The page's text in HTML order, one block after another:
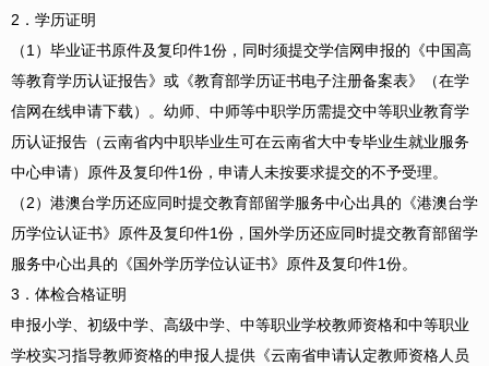
2．学历证明
（1）毕业证书原件及复印件1份，同时须提交学信网申报的《中国高
等教育学历认证报告》或《教育部学历证书电子注册备案表》（在学
信网在线申请下载）。幼师、中师等中职学历需提交中等职业教育学
历认证报告（云南省内中职毕业生可在云南省大中专毕业生就业服务
中心申请）原件及复印件1份，申请人未按要求提交的不予受理。
（2）港澳台学历还应同时提交教育部留学服务中心出具的《港澳台学
历学位认证书》原件及复印件1份，国外学历还应同时提交教育部留学
服务中心出具的《国外学历学位认证书》原件及复印件1份。
3．体检合格证明
申报小学、初级中学、高级中学、中等职业学校教师资格和中等职业
学校实习指导教师资格的申报人提供《云南省申请认定教师资格人员